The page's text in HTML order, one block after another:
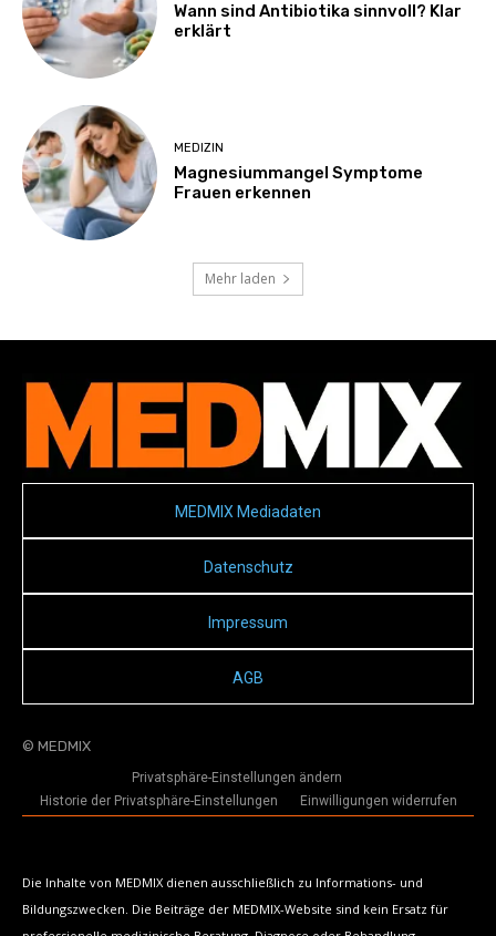
Wann sind Antibiotika sinnvoll? Klar
erklärt
MEDIZIN
Magnesiummangel Symptome
Frauen erkennen
Mehr laden
MEDMIX Mediadaten
Datenschutz
Impressum
AGB
© MEDMIX
Privatsphäre-Einstellungen ändern
Historie der Privatsphäre-Einstellungen
Einwilligungen widerrufen
Die Inhalte von MEDMIX dienen ausschließlich zu Informations- und
Bildungszwecken. Die Beiträge der MEDMIX-Website sind kein Ersatz für